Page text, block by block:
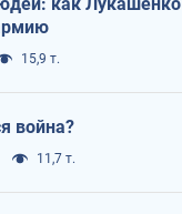
15,9 т.
война?
11,7 т.